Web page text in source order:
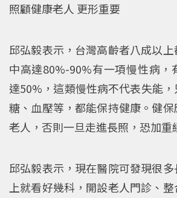
照顧健康老人 更形重要
邱弘毅表示，台灣高齡者八成以
中高達80%-90%有一項慢性病，
達50%，這類慢性病不代表失能
糖、血壓等，都能保持健康。健
老人，否則一旦走進長照，恐加重
邱弘毅表示，現在醫院可發現很
上就看好幾科，開設老人門診、